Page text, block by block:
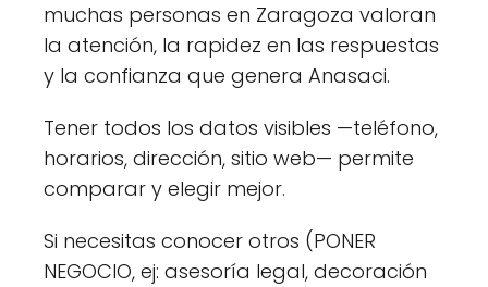
muchas personas en Zaragoza valoran
la atención, la rapidez en las respuestas
y la confianza que genera Anasaci.
Tener todos los datos visibles —teléfono,
horarios, dirección, sitio web— permite
comparar y elegir mejor.
Si necesitas conocer otros (PONER
NEGOCIO, ej: asesoría legal, decoración